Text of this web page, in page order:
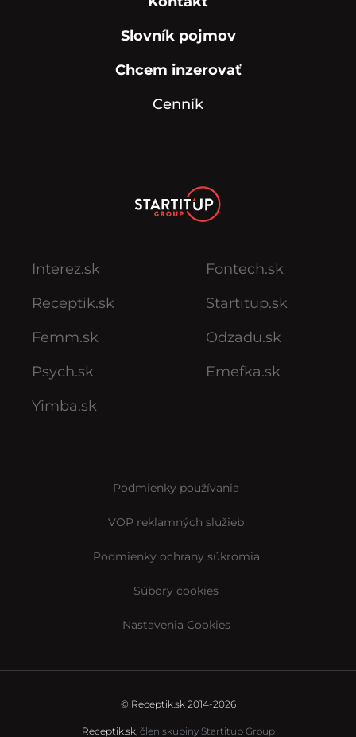
Slovník pojmov
Chcem inzerovať
Cenník
Interez.sk
Receptik.sk
Femm.sk
Psych.sk
Yimba.sk
Fontech.sk
Startitup.sk
Odzadu.sk
Emefka.sk
Podmienky používania
VOP reklamných služieb
Podmienky ochrany súkromia
Súbory cookies
Nastavenia Cookies
© Receptik.sk 2014-2026
Receptik.sk, člen skupiny Startitup Group